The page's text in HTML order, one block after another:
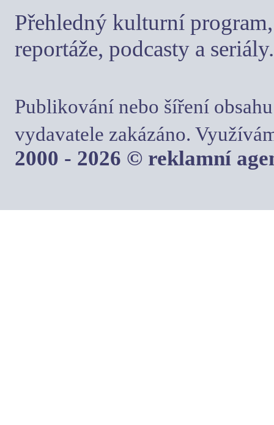
Přehledný kulturní
reportáže, podcasty a seriály.
Publikování nebo šíření
vydavatele zakázáno.
2000 - 2026 © reklamní